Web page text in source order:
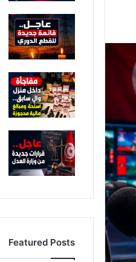
Featured Posts